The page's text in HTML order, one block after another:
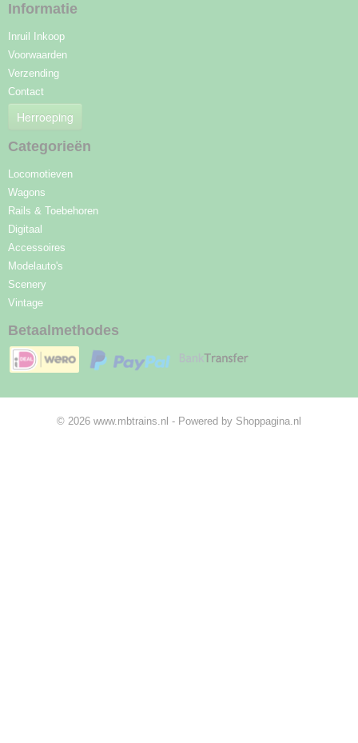
Informatie
Inruil Inkoop
Voorwaarden
Verzending
Contact
Herroeping
Categorieën
Locomotieven
Wagons
Rails & Toebehoren
Digitaal
Accessoires
Modelauto's
Scenery
Vintage
Betaalmethodes
© 2026 www.mbtrains.nl - Powered by Shoppagina.nl